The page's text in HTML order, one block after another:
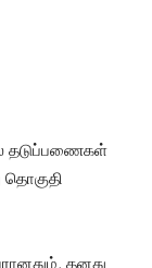
தடுப்பணைகள்
தொகுதி
தனது